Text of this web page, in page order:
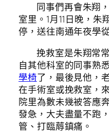
同事們再會朱翔
室里。1月11日晚，
停，送往南通年夜學
挽救室是朱翔常
自其他科室的同事熟
學椅了，最後見他，
在手術室或挽救室，
院里為數未幾被答應
發急，大夫盡量不跑
管、打臨蓐鎮痛。